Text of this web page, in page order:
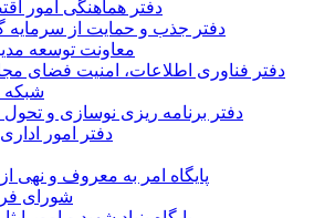
دفتر هماهنگی امور
دفتر جذب و حمایت از سرمایه
معاونت توسعه
دفتر فناوری اطلاعات، امنیت فضای
شبکه
دفتر برنامه ریزی نوسازی و تحول
دفتر امور
پایگاه امر به معروف و نهی
شورای